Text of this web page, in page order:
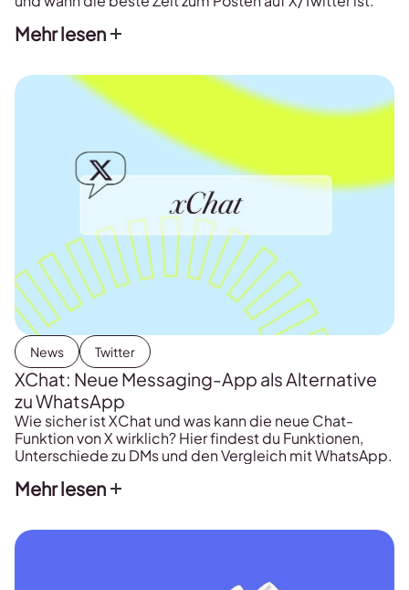
Mehr lesen
News Twitter
XChat: Neue Messaging-App als Alternative
zu WhatsApp
Wie sicher ist XChat und was kann die neue Chat-
Funktion von X wirklich? Hier findest du Funktionen,
Unterschiede zu DMs und den Vergleich mit WhatsApp.
Mehr lesen